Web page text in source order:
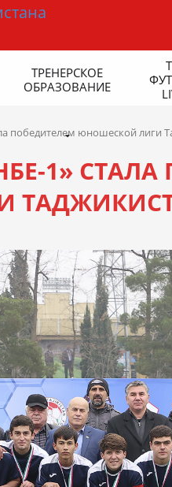
ТРЕНЕРСКОЕ
ОБРАЗОВАНИЕ
победителем юношеской лиги
1» СТАЛА